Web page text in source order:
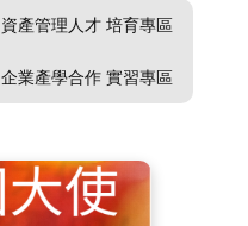
資產管理人才 培育專區
企業產學合作 實習專區